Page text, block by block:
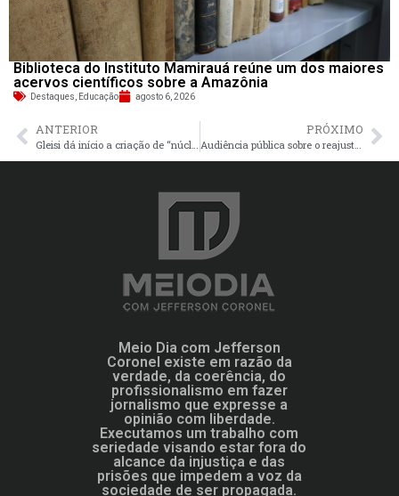
Biblioteca do Instituto Mamirauá reúne um dos maiores
acervos científicos sobre a Amazônia
Destaques Educação agosto 6, 2026
ANTERIOR PRÓXIMO
Audiência pública sobre o reajuste da tarifa do ônibus é remarcada
Meio Dia com Jefferson
Coronel existe em razão da
verdade, da coerência, do
profissionalismo em fazer
jornalismo que expresse a
opinião com liberdade.
Executamos um trabalho com
seriedade visando estar fora do
alcance da injustiça e das
prisões que impedem a voz da
sociedade de ser propagada.